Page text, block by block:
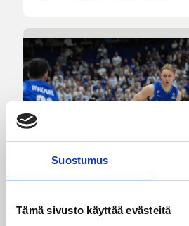
Suostumus
Tämä sivusto käyttää evästeitä